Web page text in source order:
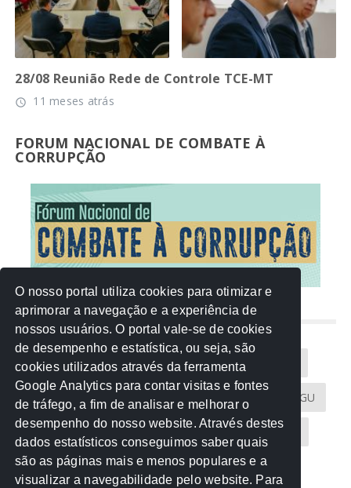
28/08 Reunião Rede de Controle TCE-MT
access_time 11 meses atrás
FORUM NACIONAL DE COMBATE À
CORRUPÇÃO
NUVEM DE TAGS
Acontece na Rede AGU AMM
Atricon Audicom CAU-MT CGU
CREA-MT Eventos MPC-MT MPE-MT
MPF Notícias PF PGE-MT PGR
O nosso portal utiliza cookies para otimizar e
aprimorar a navegação e a experiência de
nossos usuários. O portal vale-se de cookies
de desempenho e estatística, ou seja, são
cookies utilizados através da ferramenta
Google Analytics para contar visitas e fontes
de tráfego, a fim de analisar e melhorar o
desempenho do nosso website. Através destes
dados estatísticos conseguimos saber quais
são as páginas mais e menos populares e a
visualizar a navegabilidade pelo website. Para